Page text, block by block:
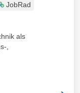
JobRad
als
,